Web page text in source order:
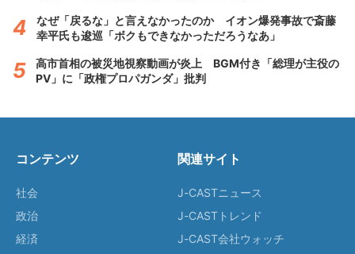
なぜ「戻るな」と言えなかったのか イオン爆発事故で斎藤
幸平氏も逡巡「ボクもできなかっただろうなあ」
高市首相の被災地視察動画が炎上 BGM付き「総理が主役の
PV」に「政権プロパガンダ」批判
コンテンツ
社会
政治
経済
関連サイト
J-CASTニュース
J-CASTトレンド
J-CAST会社ウォッチ